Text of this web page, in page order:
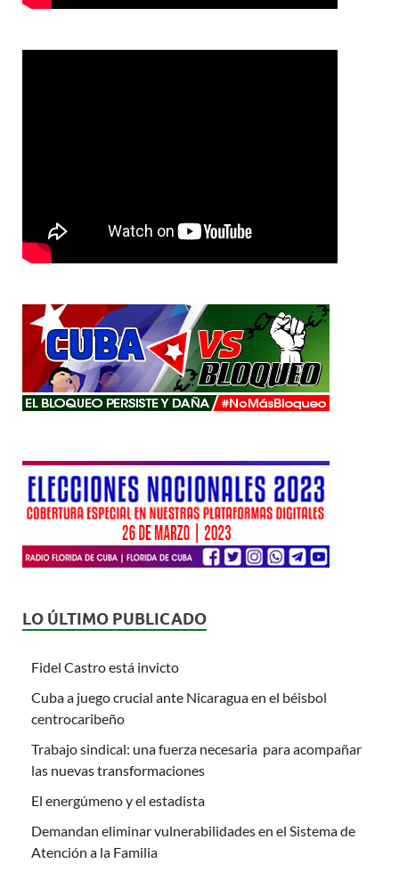
LO ÚLTIMO PUBLICADO
Fidel Castro está invicto
Cuba a juego crucial ante Nicaragua en el béisbol
centrocaribeño
Trabajo sindical: una fuerza necesaria para acompañar
las nuevas transformaciones
El energúmeno y el estadista
Demandan eliminar vulnerabilidades en el Sistema de
Atención a la Familia